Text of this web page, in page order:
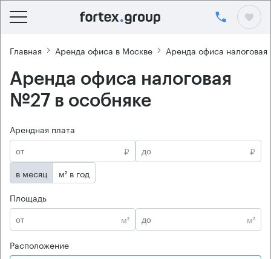
Главная Аренда офиса в Москве Аренда офиса
Аренда офиса налоговая
№27 в особняке
Арендная плата
₽
₽
в месяц
м² в год
Площадь
м²
м²
Расположение